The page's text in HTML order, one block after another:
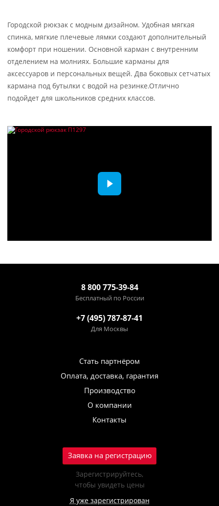
Городской рюкзак с модным дизайном. Удобная мягкая
спинка, мягкие плечевые лямки создают дополнительный
комфорт при ношении. Основной карман с внутренним
отделением на молниях. Большие карманы для
аксессуаров и персональных вещей. Два боковых сетчатых
кармана под бутылки с водой на резинке.Отлично
подойдет для школьников средних классов.
8 800 775-39-84
Бесплатный по России
+7 (495) 787-87-41
Для Москвы
Стать партнёром
Оплата, доставка, гарантия
Производство
О компании
Контакты
Заявка на регистрацию
Зарегистрируйтесь,
чтобы увидеть цены
Я уже зарегистрирован